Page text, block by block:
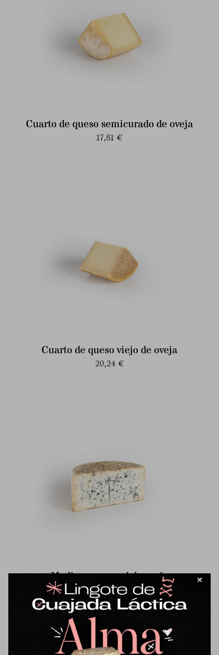
Cuarto de queso semicurado de oveja
17,81 €
Cuarto de queso viejo de oveja
20,24 €
Medio queso azul de oveja
51,58€